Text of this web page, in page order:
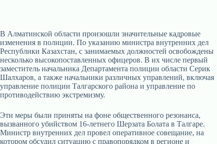
В Алматинской области произошли значительные кадровые
изменения в полиции. По указанию министра внутренних дел
Республики Казахстан, с занимаемых должностей освобождены
несколько высокопоставленных офицеров. В их числе первый
заместитель начальника Департамента полиции области Серик
Шалхаров, а также начальники различных управлений, включая
управление полиции Талгарского района и управление по
противодействию экстремизму.
Эти меры были приняты на фоне общественного резонанса,
вызванного убийством 16-летнего Шерзата Болата в Талгаре.
Министр внутренних дел провел оперативное совещание, на
котором обсудил ситуацию с правопорядком в регионе и